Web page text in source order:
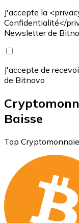
J'accepte la
Confidentialité</
Newsletter de
J'accepte de
de Bitnovo
Baisse
Top